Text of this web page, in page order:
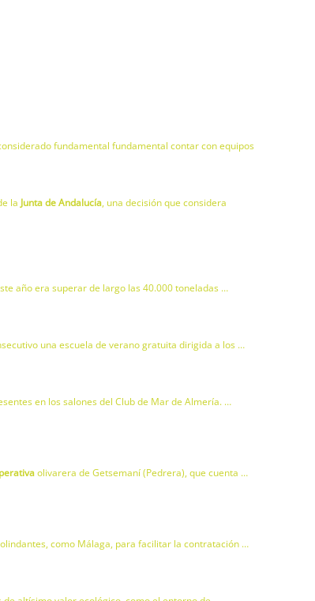
fundamental fundamental contar con equipos
la Junta de Andalucía, una decisión que considera
año era superar de largo las 40.000 toneladas …
una escuela de verano gratuita dirigida a los …
en los salones del Club de Mar de Almería. …
olivarera de Getsemaní (Pedrera), que cuenta …
como Málaga, para facilitar la contratación …